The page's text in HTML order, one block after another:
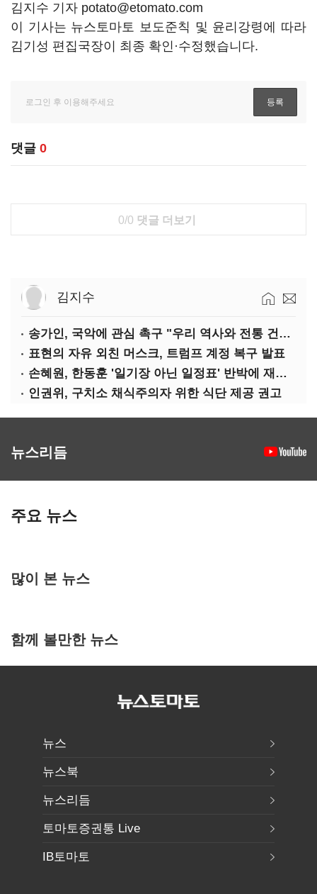
김지수 기자 potato@etomato.com
이 기사는 뉴스토마토 보도준칙 및 윤리강령에 따라
김기성 편집국장이 최종 확인·수정했습니다.
댓글 0
0/0 댓글 더보기
김지수
송가인, 국악에 관심 촉구 "우리 역사와 전통 건드리면 안 돼"
표현의 자유 외친 머스크, 트럼프 계정 복구 발표
손혜원, 한동훈 '일기장 아닌 일정표' 반박에 재반박
인권위, 구치소 채식주의자 위한 식단 제공 권고
뉴스리듬
주요 뉴스
많이 본 뉴스
함께 볼만한 뉴스
뉴스
뉴스북
뉴스리듬
토마토증권통 Live
IB토마토